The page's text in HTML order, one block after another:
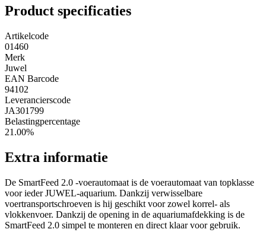
Product specificaties
Artikelcode
01460
Merk
Juwel
EAN Barcode
94102
Leverancierscode
JA301799
Belastingpercentage
21.00%
Extra informatie
De SmartFeed 2.0 -voerautomaat is de voerautomaat van topklasse
voor ieder JUWEL-aquarium. Dankzij verwisselbare
voertransportschroeven is hij geschikt voor zowel korrel- als
vlokkenvoer. Dankzij de opening in de aquariumafdekking is de
SmartFeed 2.0 simpel te monteren en direct klaar voor gebruik.